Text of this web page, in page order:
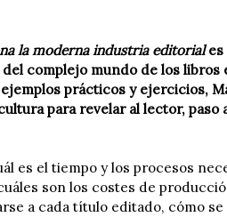
la moderna industria editoriales
complejo mundo de los libros
prácticos y ejercicios,
para revelar al lector, paso
es el tiempo y los procesos
son los costes de
a cada título editado, cómo